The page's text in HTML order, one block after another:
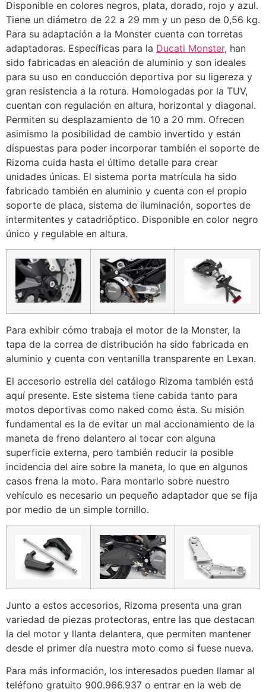
Disponible en colores negros, plata, dorado, rojo y azul.
Tiene un diámetro de 22 a 29 mm y un peso de 0,56 kg.
Para su adaptación a la Monster cuenta con torretas
adaptadoras. Específicas para la Ducati Monster, han
sido fabricadas en aleación de aluminio y son ideales
para su uso en conducción deportiva por su ligereza y
gran resistencia a la rotura. Homologadas por la TUV,
cuentan con regulación en altura, horizontal y diagonal.
Permiten su desplazamiento de 10 a 20 mm. Ofrecen
asimismo la posibilidad de cambio invertido y están
dispuestas para poder incorporar también el soporte de
Rizoma cuida hasta el último detalle para crear
unidades únicas. El sistema porta matrícula ha sido
fabricado también en aluminio y cuenta con el propio
soporte de placa, sistema de iluminación, soportes de
intermitentes y catadrióptico. Disponible en color negro
único y regulable en altura.
Para exhibir cómo trabaja el motor de la Monster, la
tapa de la correa de distribución ha sido fabricada en
aluminio y cuenta con ventanilla transparente en Lexan.
El accesorio estrella del catálogo Rizoma también está
aquí presente. Este sistema tiene cabida tanto para
motos deportivas como naked como ésta. Su misión
fundamental es la de evitar un mal accionamiento de la
maneta de freno delantero al tocar con alguna
superficie externa, pero también reducir la posible
incidencia del aire sobre la maneta, lo que en algunos
casos frena la moto. Para montarlo sobre nuestro
vehículo es necesario un pequeño adaptador que se fija
por medio de un simple tornillo.
Junto a estos accesorios, Rizoma presenta una gran
variedad de piezas protectoras, entre las que destacan
la del motor y llanta delantera, que permiten mantener
desde el primer día nuestra moto como si fuese nueva.
Para más información, los interesados pueden llamar al
teléfono gratuito 900.966.937 o entrar en la web de